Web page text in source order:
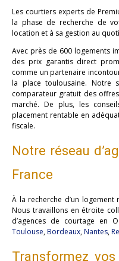
Les courtiers experts de
la phase de recherche de
location et à sa gestion au
Avec près de 600 logements
des prix garantis direct
comme un partenaire
la place toulousaine. Notre
comparateur gratuit des
marché. De plus, les
placement rentable en
fiscale.
Notre réseau
France
À la recherche d’un
Nous travaillons en étroite
d’agences de courtage en
Toulouse,Bordeaux,Nantes,
Transformez